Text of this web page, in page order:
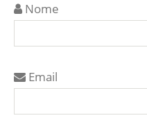
Nome
Email